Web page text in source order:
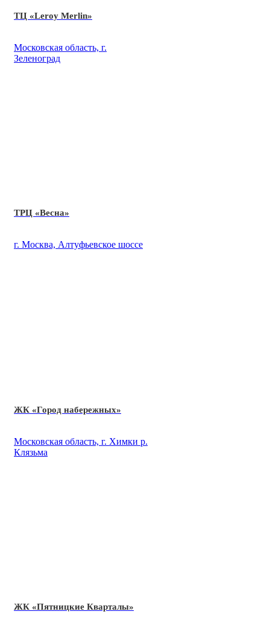
ТЦ «Leroy Merlin»
Московская область, г.
Зеленоград
ТРЦ «Весна»
г. Москва, Алтуфьевское шоссе
ЖК «Город набережных»
Московская область, г. Химки р.
Клязьма
ЖК «Пятницкие Кварталы»